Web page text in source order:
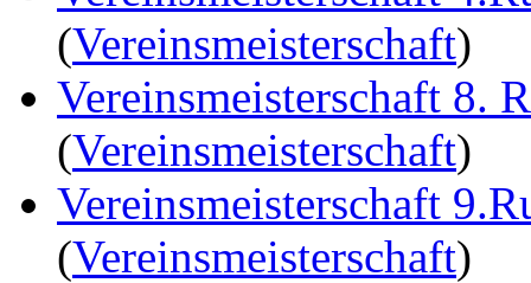
(Vereinsmeisterschaft)
Vereinsmeisterschaft 8.
(Vereinsmeisterschaft)
Vereinsmeisterschaft
(Vereinsmeisterschaft)